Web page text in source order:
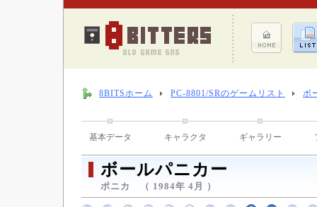
8BITSホーム PC-8801/SRのゲームリスト ボ
基本データ キャラクタ ギャラリー
ボールパニカー
ポニカ （ 1984年 4月 ）